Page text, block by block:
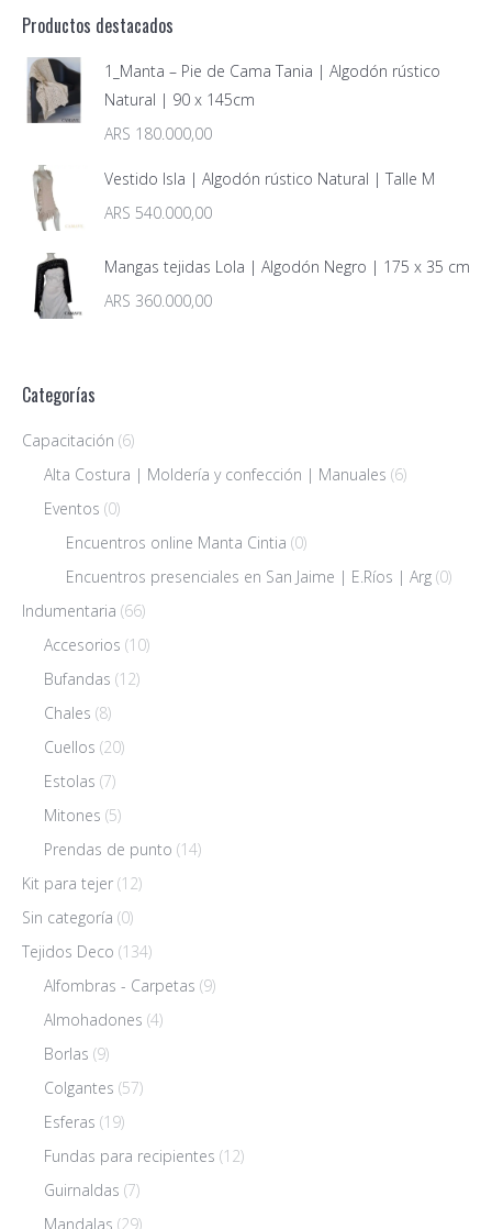
Productos destacados
1_Manta – Pie de Cama Tania | Algodón rústico
Natural | 90 x 145cm
ARS 180.000,00
Vestido Isla | Algodón rústico Natural | Talle M
ARS 540.000,00
Mangas tejidas Lola | Algodón Negro | 175 x 35 cm
ARS 360.000,00
Categorías
Capacitación (6)
Alta Costura | Moldería y confección | Manuales (6)
Eventos (0)
Encuentros online Manta Cintia (0)
Encuentros presenciales en San Jaime | E.Ríos | Arg (0)
Indumentaria (66)
Accesorios (10)
Bufandas (12)
Chales (8)
Cuellos (20)
Estolas (7)
Mitones (5)
Prendas de punto (14)
Kit para tejer (12)
Sin categoría (0)
Tejidos Deco (134)
Alfombras - Carpetas (9)
Almohadones (4)
Borlas (9)
Colgantes (57)
Esferas (19)
Fundas para recipientes (12)
Guirnaldas (7)
Mandalas (29)